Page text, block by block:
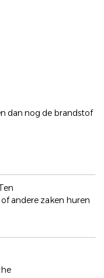
dan nog de brandstof
andere zaken huren